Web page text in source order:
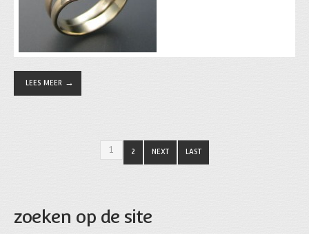
LEES MEER
1 2 NEXT LAST
zoeken op de site